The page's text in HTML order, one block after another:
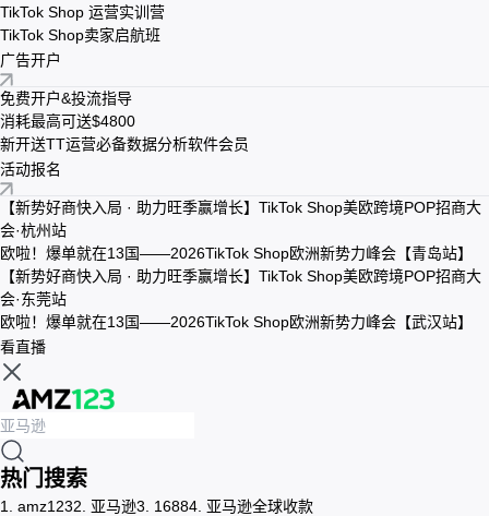
TikTok Shop 运营实训营
TikTok Shop卖家启航班
广告开户
免费开户&投流指导
消耗最高可送$4800
新开送TT运营必备数据分析软件会员
活动报名
【新势好商快入局 · 助力旺季赢增长】TikTok Shop美欧跨境POP招商大
会·杭州站
欧啦！爆单就在13国——2026TikTok Shop欧洲新势力峰会【青岛站】
【新势好商快入局 · 助力旺季赢增长】TikTok Shop美欧跨境POP招商大
会·东莞站
欧啦！爆单就在13国——2026TikTok Shop欧洲新势力峰会【武汉站】
看直播
热门搜索
1. amz1232. 亚马逊3. 16884. 亚马逊全球收款